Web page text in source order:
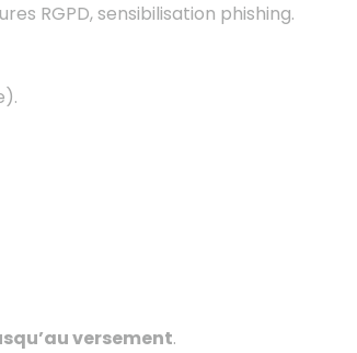
RGPD, sensibilisation phishing.
versement.